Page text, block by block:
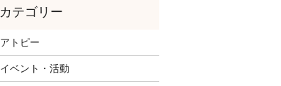
アトピー
イベント・活動